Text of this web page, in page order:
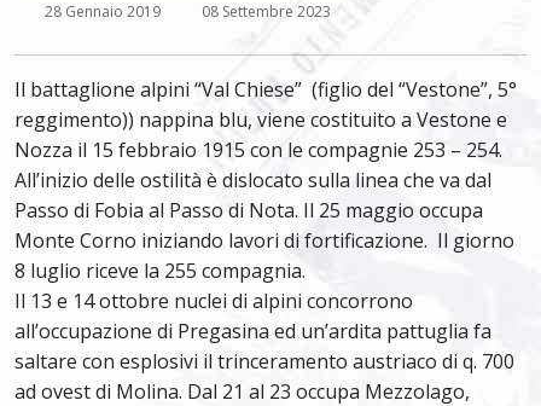
28 Gennaio 2019 08 Settembre 2023
Il battaglione alpini “Val Chiese” (figlio del “Vestone”, 5°
reggimento)) nappina blu, viene costituito a Vestone e
Nozza il 15 febbraio 1915 con le compagnie 253 – 254.
All’inizio delle ostilità è dislocato sulla linea che va dal
Passo di Fobia al Passo di Nota. Il 25 maggio occupa
Monte Corno iniziando lavori di fortificazione. Il giorno
8 luglio riceve la 255 compagnia.
Il 13 e 14 ottobre nuclei di alpini concorrono
all’occupazione di Pregasina ed un’ardita pattuglia fa
saltare con esplosivi il trinceramento austriaco di q. 700
ad ovest di Molina. Dal 21 al 23 occupa Mezzolago,